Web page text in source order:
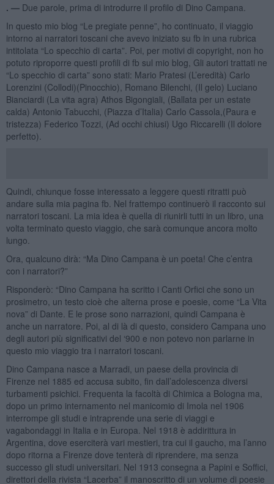
. — Due parole, prima di introdurre il profilo di Dino Campana.
In questo mio blog “Le pregiate penne”, ho continuato, il viaggio
intorno ai narratori toscani che avevo iniziato su fb in una rubrica
intitolata “Lo specchio di carta”. Poi, per motivi di copyright, non ho
potuto riproporre questi profili di fb sul mio blog, Gli autori trattati ne
“Lo specchio di carta” sono stati: Mario Pratesi (L’eredità) Carlo
Lorenzini (Collodi)(Pinocchio), Romano Bilenchi, (Il gelo) Luciano
Bianciardi (La vita agra) Athos Bigongiali, (Ballata per un estate
calda) Antonio Tabucchi, (Piazza d’Italia) Carlo Cassola,(Paura e
tristezza) Federico Tozzi, (Ad occhi chiusi) Ugo Riccarelli (Il dolore
perfetto).
Quindi, chiunque fosse interessato a leggere questi ritratti può
andare sulla mia pagina fb. Nel frattempo continuerò il racconto sui
narratori toscani. La mia idea è quella di riunirli tutti in un libro, una
volta terminato questo viaggio, che sarà comunque ancora molto
lungo.
Ora, qualcuno dirà: “Ma Dino Campana è un poeta! Che c’entra
con i narratori?”
Risponderò: “Dino Campana ha scritto i Canti Orfici che sono un
prosimetro, un testo cioè che alterna prose e poesie, come “La Vita
nova” di Dante. E le prose sono narrazioni, quindi Campana è
anche un narratore. Poi, al di là di questo, considero Campana uno
degli autori più significativi del ‘900 e non potevo non parlarne in
questo mio viaggio tra i narratori toscani.
Dino Campana nasce a Marradi, un paese della provincia di
Firenze nel 1885 ed accusa subito, fin dall’adolescenza diversi
turbamenti psichici. Frequenta la facoltà di Chimica a Bologna ma,
dopo un primo internamento nel manicomio di Imola nel 1906
interrompe gli studi e intraprende una serie di viaggi e
vagabondaggi in Italia e in Europa. Nel 1918 è addirittura in
Argentina, dove eserciterà vari mestieri, tra cui il gaucho, ma l’anno
dopo ritorna a Firenze dove tenterà di riprendere, ma senza
successo gli studi universitari. Nel 1913 consegna a Papini e Soffici,
direttori della rivista “Lacerba” il manoscritto di un volume di poesie